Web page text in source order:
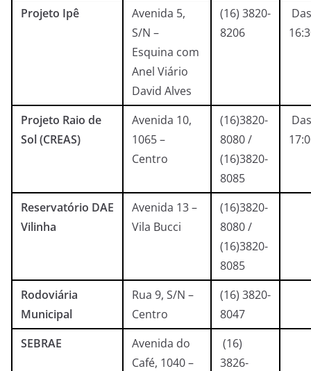
Projeto Ipê
Avenida 5,
S/N –
Esquina com
Anel Viário
David Alves
(16) 3820-
8206
Projeto Raio de
Sol (CREAS)
Avenida 10,
1065 –
Centro
(16)3820-
8080 /
(16)3820-
8085
Reservatório DAE
Vilinha
Avenida 13 –
Vila Bucci
(16)3820-
8080 /
(16)3820-
8085
Rodoviária
Municipal
Rua 9, S/N –
Centro
(16) 3820-
8047
SEBRAE
Avenida do
Café, 1040 –
(16)
3826-